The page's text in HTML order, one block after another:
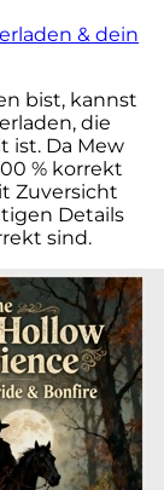
& dein
bist, kannst
die
ist. Da Mew
% korrekt
Zuversicht
Details
sind.